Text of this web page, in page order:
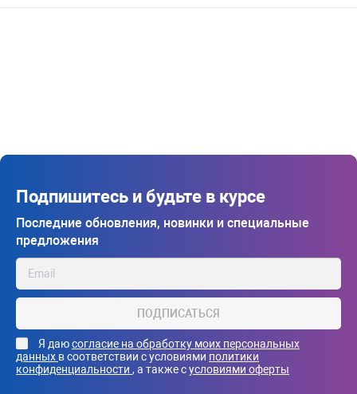
Подпишитесь и будьте в курсе
Последние обновления, новинки и специальные
предложения
ПОДПИСАТЬСЯ
Я даюсогласие на обработку моих персональных
данных в соответствии с условиями политики
конфиденциальности , а также сусловиями оферты